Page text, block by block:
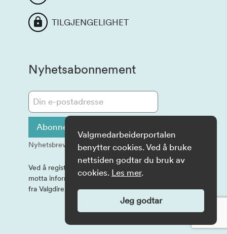
TILGJENGELIGHET
Nyhetsabonnement
Abonner på informasjon
Nyhetsbrev sendes ut på e-post
Ved å registrere e-postadressen, samtykker du til å
motta informasjon og eventuelle spørreundersøkelser
fra Valgdirektoratet på e-post.
Valgmedarbeiderportalen
benytter cookies. Ved å bruke
nettsiden godtar du bruk av
cookies. Les mer.
Jeg godtar